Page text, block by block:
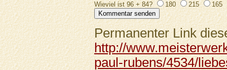
Wieviel ist 96 + 84?
180 215 165
Permanenter Link
http://
paul-rubens/4534/